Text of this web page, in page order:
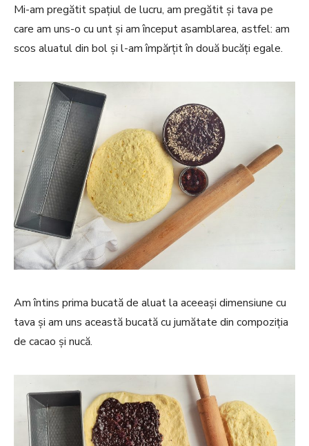
Mi-am pregătit spațiul de lucru, am pregătit și tava pe
care am uns-o cu unt și am început asamblarea, astfel: am
scos aluatul din bol și l-am împărțit în două bucăți egale.
Am întins prima bucată de aluat la aceeași dimensiune cu
tava și am uns această bucată cu jumătate din compoziția
de cacao și nucă.